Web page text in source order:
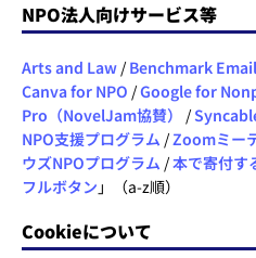
NPO法人向けサービス等
Arts and Law / Benchmark Email
Canva for NPO /Google for
Pro（NovelJam協賛）
/
NPO支援プログラム /Zoomミー
ウズNPOプログラム /本で寄付す
フルボタン 」（a-z順）
Cookieについて